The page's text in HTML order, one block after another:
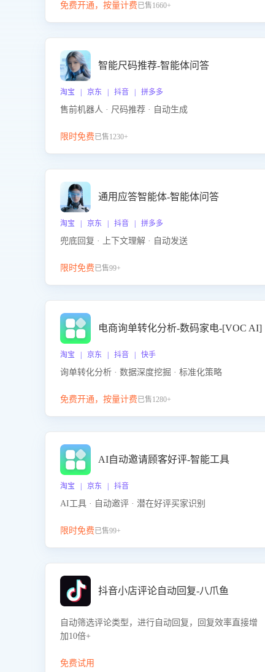
免费开通，按量计费已售1660+
智能尺码推荐-智能体问答
淘宝 | 京东 | 抖音 | 拼多多
售前机器人 · 尺码推荐 · 自动生成
限时免费已售1230+
通用应答智能体-智能体问答
淘宝 | 京东 | 抖音 | 拼多多
兜底回复 · 上下文理解 · 自动发送
限时免费已售99+
电商询单转化分析-数码家电-[VOC AI]
淘宝 | 京东 | 抖音 | 快手
询单转化分析 · 数据深度挖掘 · 标准化策略
免费开通，按量计费已售1280+
AI自动邀请顾客好评-智能工具
淘宝 | 京东 | 抖音
AI工具 · 自动邀评 · 潜在好评买家识别
限时免费已售99+
抖音小店评论自动回复-八爪鱼
自动筛选评论类型，进行自动回复，回复效率直接增
加10倍+
免费试用